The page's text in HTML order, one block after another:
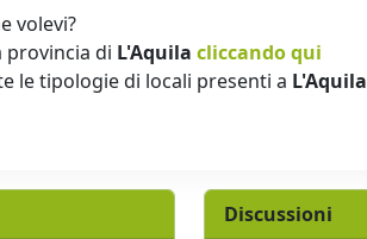
volevi?
provincia di L'Aquila cliccando qui
le tipologie di locali presenti a L'Aquila
Discussioni